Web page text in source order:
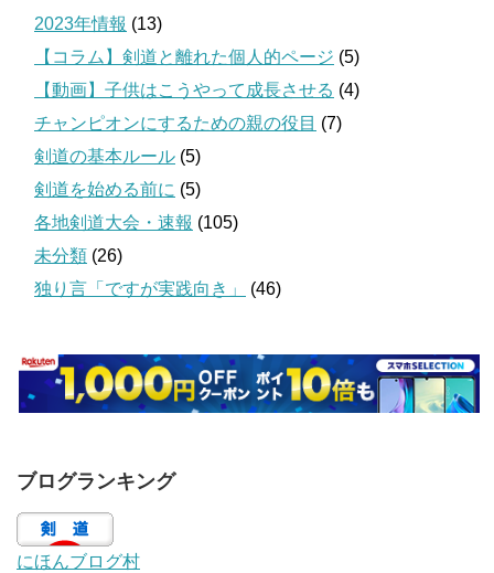
2023年情報 (13)
【コラム】剣道と離れた個人的ページ (5)
【動画】子供はこうやって成長させる (4)
チャンピオンにするための親の役目 (7)
剣道の基本ルール (5)
剣道を始める前に (5)
各地剣道大会・速報 (105)
未分類 (26)
独り言「ですが実践向き」
(46)
ブログランキング
にほんブログ村